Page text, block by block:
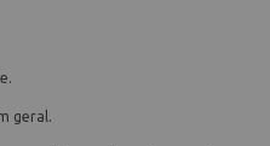
geral.